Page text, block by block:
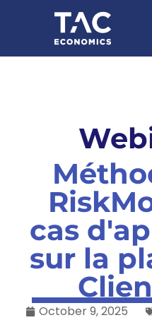
cas
sur la
October 9, 2025